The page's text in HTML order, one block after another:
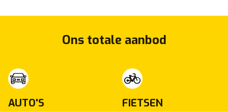
Ons totale aanbod
AUTO'S FIETSEN